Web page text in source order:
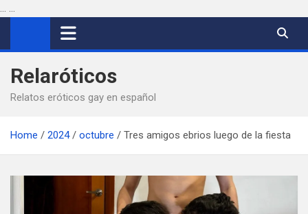
... ...
Relaróticos
Relatos eróticos gay en español
Home 2024 octubre Tres amigos ebrios luego de la fiesta